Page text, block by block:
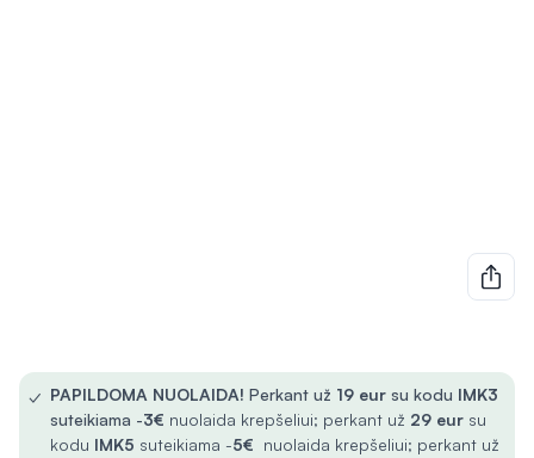
✓ PAPILDOMA NUOLAIDA! Perkant už 19 eur su kodu IMK3
suteikiama -3€ nuolaida krepšeliui; perkant už 29 eur su
kodu IMK5 suteikiama -5€ nuolaida krepšeliui; perkant už